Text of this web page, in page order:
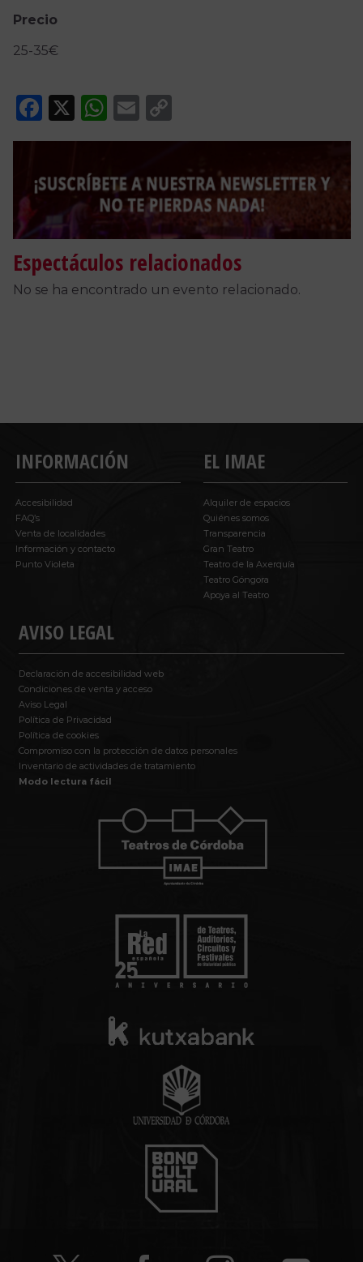
Precio
25-35€
Facebook
X WhatsApp
Email
Link
Espectáculos relacionados
No se ha encontrado un evento relacionado.
INFORMACIÓN
Accesibilidad
FAQ’s
Venta de localidades
Información y contacto
Punto Violeta
AVISO LEGAL
Declaración de accesibilidad web
Condiciones de venta y acceso
Aviso Legal
Política de Privacidad
Política de cookies
Compromiso con la protección de datos personales
Inventario de actividades de tratamiento
Modo lectura fácil
EL IMAE
Alquiler de espacios
Quiénes somos
Transparencia
Gran Teatro
Teatro de la Axerquía
Teatro Góngora
Apoya al Teatro